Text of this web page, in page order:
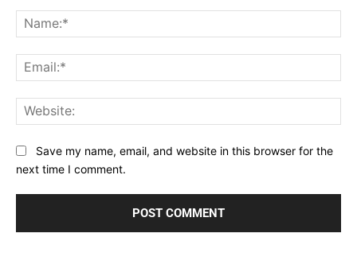
Save my name, email, and website in this browser for the
next time I comment.